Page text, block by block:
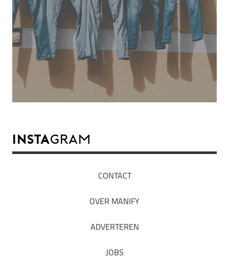
INSTAGRAM
CONTACT
OVER MANIFY
ADVERTEREN
JOBS